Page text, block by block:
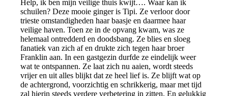
Help, ik ben mijn veilige thuis kwijt…. Waar kan ik
schuilen? Deze mooie ginger is Tipi. Ze verloor door
trieste omstandigheden haar baasje en daarmee haar
veilige haven. Toen ze in de opvang kwam, was ze
helemaal ontredderd en doodsbang. Ze blies en sloeg
fanatiek van zich af en drukte zich tegen haar broer
Franklin aan. In een gastgezin durfde ze eindelijk weer
wat te ontspannen. Ze laat zich nu aaien, wordt steeds
vrijer en uit alles blijkt dat ze heel lief is. Ze blijft wat op
de achtergrond, voorzichtig en schrikkerig, maar met tijd
zal hierin steeds verdere verbetering in zitten. En gelukkig